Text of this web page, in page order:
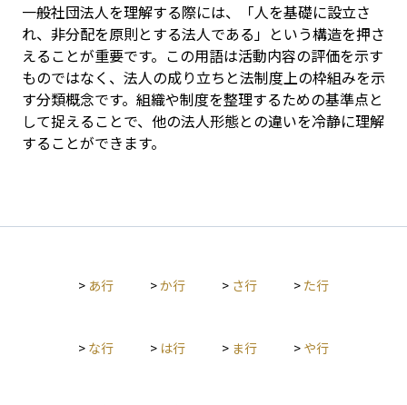
一般社団法人を理解する際には、「人を基礎に設立さ
れ、非分配を原則とする法人である」という構造を押さ
えることが重要です。この用語は活動内容の評価を示す
ものではなく、法人の成り立ちと法制度上の枠組みを示
す分類概念です。組織や制度を整理するための基準点と
して捉えることで、他の法人形態との違いを冷静に理解
することができます。
> あ行 >か行 > さ行 > た行
> な行 > は行 > ま行 > や行